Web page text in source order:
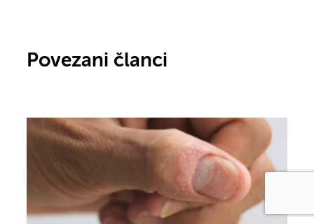
Povezani članci